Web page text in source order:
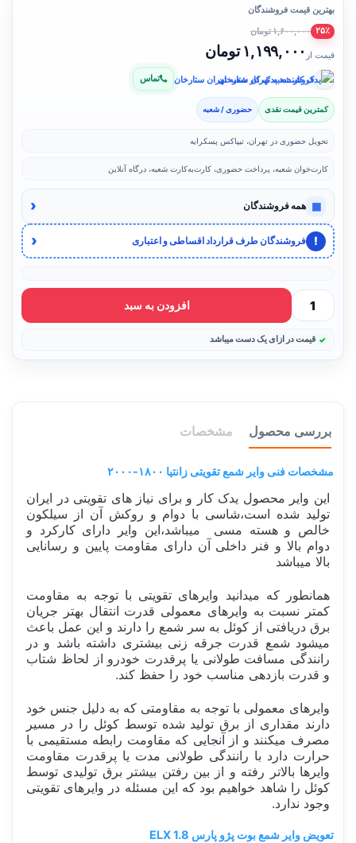
بهترین قیمت فروشندگان
۲۵٪ ۱,۶۰۰,۰۰۰ تومان
قیمت از ۱,۱۹۹,۰۰۰ تومان
فروشنده: یدک کار شعبه تهران ستارخان تماس
کمترین قیمت نقدی حضوری / شعبه
تحویل حضوری در تهران، تیپاکس پسکرایه
کارت‌خوان شعبه، پرداخت حضوری، کارت‌به‌کارت شعبه، درگاه آنلاین
▦ همه فروشندگان ‹
! فروشندگان طرف قرارداد اقساطی و اعتباری ‹
افزودن به سبد
قیمت در ازای یک دست میباشد
بررسی محصول مشخصات
مشخصات فنی وایر شمع تقویتی زانتیا ۱۸۰۰-۲۰۰۰
این وایر محصول یدک کار و برای نیاز های تقویتی در ایران
تولید شده است،شاسی با دوام و روکش آن از سیلکون
خالص و هسته مسی میباشد،این وایر دارای کارکرد و
دوام بالا و فنر داخلی آن دارای مقاومت پایین و رسانایی
بالا میباشد
همانطور که میدانید وایرهای تقویتی با توجه به مقاومت
کمتر نسبت به وایرهای معمولی قدرت انتقال بهتر جریان
برق دریافتی از کوئل به سر شمع را دارند و این عمل باعث
میشود شمع قدرت جرقه زنی بیشتری داشته باشد و در
رانندگی مسافت طولانی یا پرقدرت خودرو از لحاظ شتاب
و قدرت بازدهی مناسب خود را حفظ کند.
وایرهای معمولی با توجه به مقاومتی که به دلیل جنس خود
دارند مقداری از برق تولید شده توسط کوئل را در مسیر
مصرف میکنند و از آنجایی که مقاومت رابطه مستقیمی با
حرارت دارد با رانندگی طولانی مدت یا پرقدرت مقاومت
وایرها بالاتر رفته و از بین رفتن بیشتر برق تولیدی توسط
کوئل را شاهد خواهیم بود که این مسئله در وایرهای تقویتی
وجود ندارد.
تعویض وایر شمع بوت پژو پارس ELX 1.8